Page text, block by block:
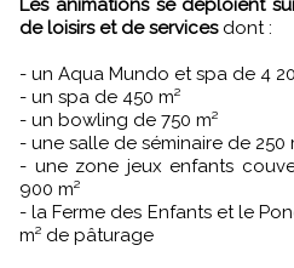
Les animations se déploient
de loisirs et de servicesdont :
- un Aqua Mundo et spa de 4
- un spa de 450 m²
- un bowling de 750 m²
- une salle de séminaire de 250
- une zone jeux enfants
900 m²
- la Ferme des Enfants et le
m² de pâturage